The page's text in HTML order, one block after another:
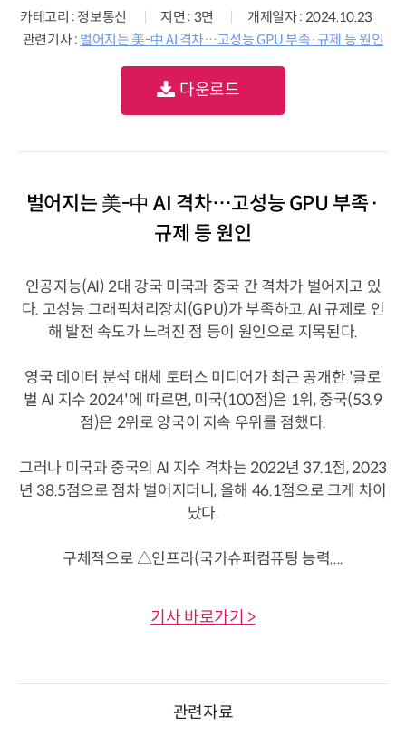
카테고리 : 정보통신 지면 : 3면
개제일자 : 2024.10.23
관련기사 : 벌어지는 美-中 AI 격차…고성능 GPU 부족·규제 등 원인
다운로드
벌어지는 美-中 AI 격차…고성능 GPU 부족·
규제 등 원인
인공지능(AI) 2대 강국 미국과 중국 간 격차가 벌어지고 있
다. 고성능 그래픽처리장치(GPU)가 부족하고, AI 규제로 인
해 발전 속도가 느려진 점 등이 원인으로 지목된다.
영국 데이터 분석 매체 토터스 미디어가 최근 공개한 '글로
벌 AI 지수 2024'에 따르면, 미국(100점)은 1위, 중국(53.9
점)은 2위로 양국이 지속 우위를 점했다.
그러나 미국과 중국의 AI 지수 격차는 2022년 37.1점, 2023
년 38.5점으로 점차 벌어지더니, 올해 46.1점으로 크게 차이
났다.
구체적으로 △인프라(국가슈퍼컴퓨팅 능력....
기사 바로가기 >
관련자료